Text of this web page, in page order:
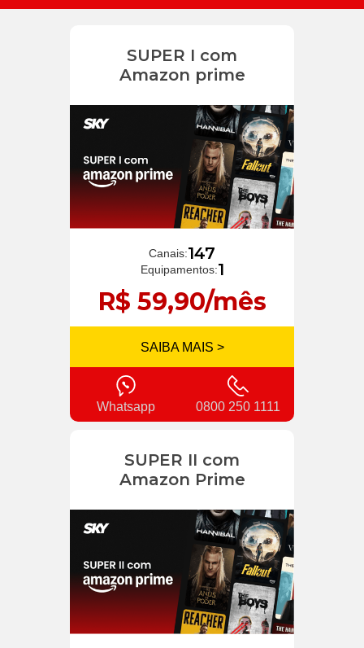
SUPER I com
Amazon prime
Canais:147
Equipamentos:1
R$ 59,90/mês
SAIBA MAIS >
Whatsapp 0800 250 1111
SUPER II com
Amazon Prime